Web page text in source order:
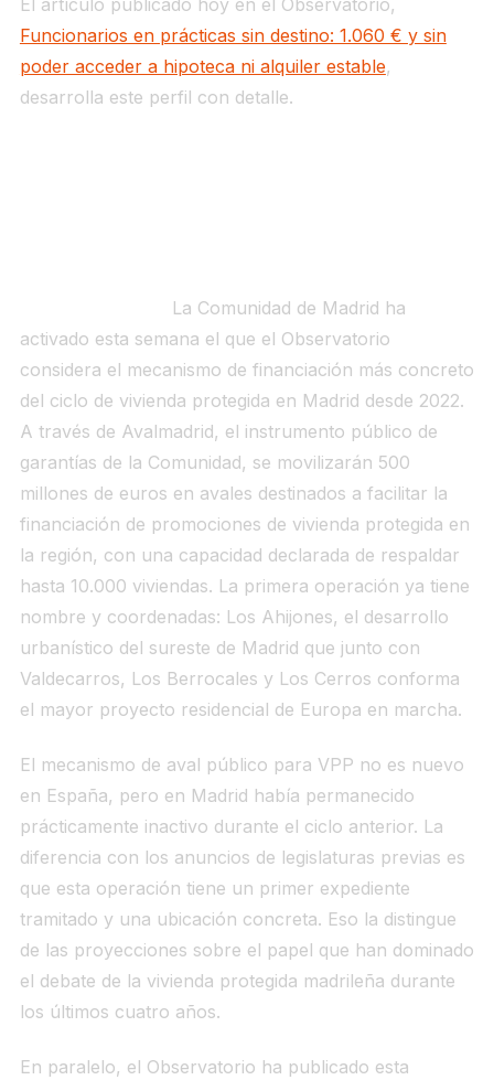
El artículo publicado hoy en el Observatorio,
Funcionarios en prácticas sin destino: 1.060 € y sin
poder acceder a hipoteca ni alquiler estable,
desarrolla este perfil con detalle.
La Comunidad de Madrid ha
activado esta semana el que el Observatorio
considera el mecanismo de financiación más concreto
del ciclo de vivienda protegida en Madrid desde 2022.
A través de Avalmadrid, el instrumento público de
garantías de la Comunidad, se movilizarán 500
millones de euros en avales destinados a facilitar la
financiación de promociones de vivienda protegida en
la región, con una capacidad declarada de respaldar
hasta 10.000 viviendas. La primera operación ya tiene
nombre y coordenadas: Los Ahijones, el desarrollo
urbanístico del sureste de Madrid que junto con
Valdecarros, Los Berrocales y Los Cerros conforma
el mayor proyecto residencial de Europa en marcha.
El mecanismo de aval público para VPP no es nuevo
en España, pero en Madrid había permanecido
prácticamente inactivo durante el ciclo anterior. La
diferencia con los anuncios de legislaturas previas es
que esta operación tiene un primer expediente
tramitado y una ubicación concreta. Eso la distingue
de las proyecciones sobre el papel que han dominado
el debate de la vivienda protegida madrileña durante
los últimos cuatro años.
En paralelo, el Observatorio ha publicado esta